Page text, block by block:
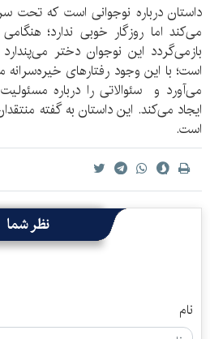
داستان درباره نوجوانی است که تحت
بازمی‌گردد این نوجوان دختر
است؛ با این وجود رفتارهای
می‌آورد و سئوالاتی را درباره
ایجاد می‌کند. این داستان به گفته
است.
نظر شما
نام